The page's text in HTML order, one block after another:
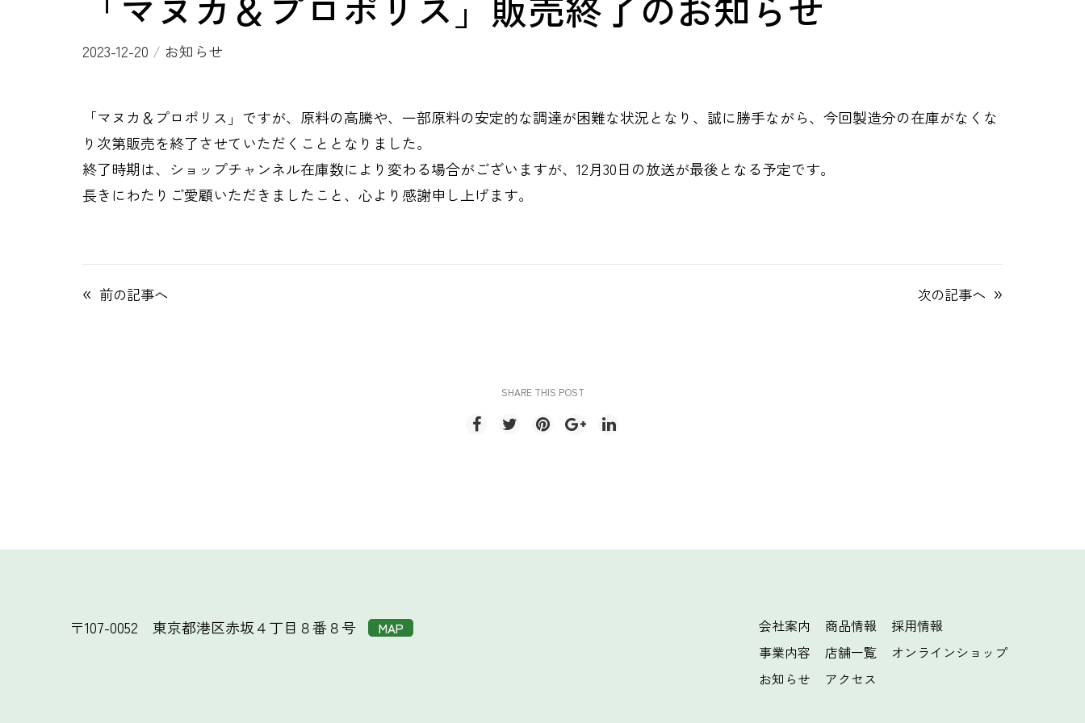
2023-12-20 / お知らせ
「マヌカ＆プロポリス」ですが、原料の高騰や、一部原料の安定的な調達が困難な状況となり、誠に勝手ながら、今回製造分の在庫がなくな
り次第販売を終了させていただくこととなりました。
終了時期は、ショップチャンネル在庫数により変わる場合がございますが、12月30日の放送が最後となる予定です。
長きにわたりご愛顧いただきましたこと、心より感謝申し上げます。
« 前の記事へ 次の記事へ »
SHARE THIS POST
〒107-0052 東京都港区赤坂４丁目８番８号 MAP
会社案内
事業内容
お知らせ
商品情報
店舗一覧
アクセス
採用情報
オンラインショップ